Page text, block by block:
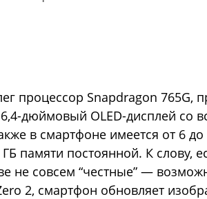
процессор Snapdragon 765G,
6,4-дюймовый OLED-дисплей со
в смартфоне имеется от 6
памяти постоянной. К слову,
не совсем “честные” —
2, смартфон обновляет